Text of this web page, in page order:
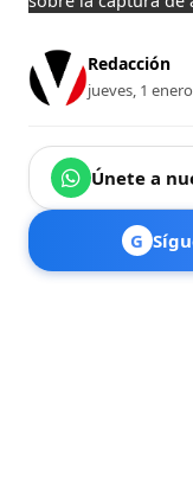
Redacción
jueves, 1
Únete a
G